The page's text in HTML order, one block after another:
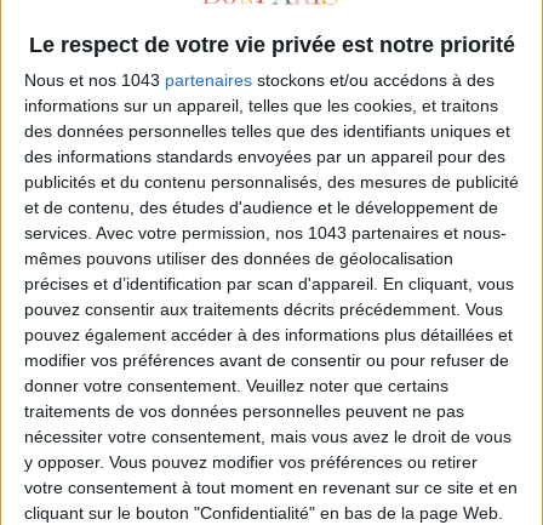
Le respect de votre vie privée est notre priorité
Nous et nos 1043 partenaires stockons et/ou accédons à des
informations sur un appareil, telles que les cookies, et traitons
des données personnelles telles que des identifiants uniques et
des informations standards envoyées par un appareil pour des
publicités et du contenu personnalisés, des mesures de publicité
et de contenu, des études d'audience et le développement de
services. Avec votre permission, nos 1043 partenaires et nous-
mêmes pouvons utiliser des données de géolocalisation
précises et d’identification par scan d'appareil. En cliquant, vous
pouvez consentir aux traitements décrits précédemment. Vous
pouvez également accéder à des informations plus détaillées et
modifier vos préférences avant de consentir ou pour refuser de
donner votre consentement. Veuillez noter que certains
traitements de vos données personnelles peuvent ne pas
nécessiter votre consentement, mais vous avez le droit de vous
y opposer. Vous pouvez modifier vos préférences ou retirer
votre consentement à tout moment en revenant sur ce site et en
cliquant sur le bouton "Confidentialité" en bas de la page Web.
LES SPF 50 QUI DONNENT ENVIE DE SE TARTINER